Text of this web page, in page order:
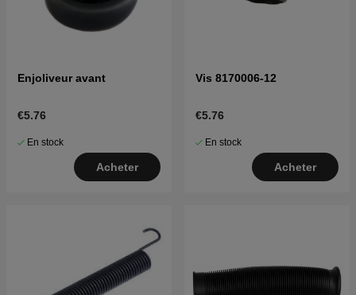
Enjoliveur avant
€5.76
En stock
Acheter
Vis 8170006-12
€5.76
En stock
Acheter